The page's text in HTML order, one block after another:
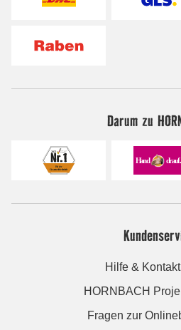
Darum zu
Hilfe &
HORNBACH
Fragen zur